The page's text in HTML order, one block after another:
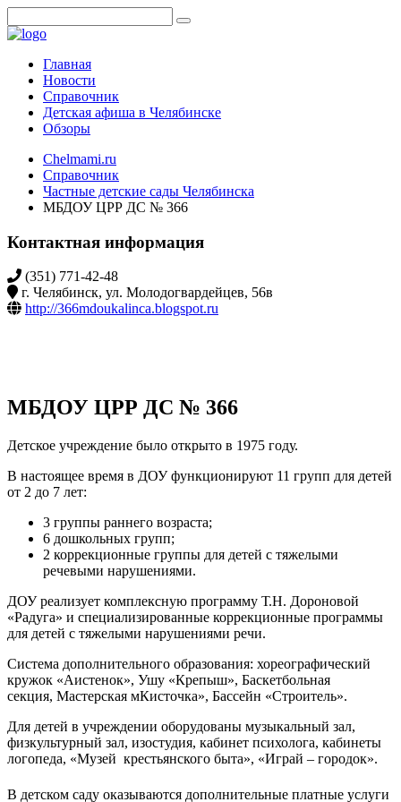
Главная
Новости
Справочник
Детская афиша в Челябинске
Обзоры
Chelmami.ru
Справочник
Частные детские сады Челябинска
МБДОУ ЦРР ДС № 366
Контактная информация
(351) 771-42-48
г. Челябинск, ул. Молодогвардейцев, 56в
http://366mdoukalinca.blogspot.ru
МБДОУ ЦРР ДС № 366
Детское учреждение было открыто в 1975 году.
В настоящее время в ДОУ функционируют 11 групп для детей
от 2 до 7 лет:
3 группы раннего возраста;
6 дошкольных групп;
2 коррекционные группы для детей с тяжелыми
речевыми нарушениями.
ДОУ реализует комплексную программу Т.Н. Дороновой
«Радуга» и специализированные коррекционные программы
для детей с тяжелыми нарушениями речи.
Система дополнительного образования: хореографический
кружок «Аистенок», Ушу «Крепыш», Баскетбольная
секция, Мастерская мКисточка», Бассейн «Строитель».
Для детей в учреждении оборудованы музыкальный зал,
физкультурный зал, изостудия, кабинет психолога, кабинеты
логопеда, «Музей крестьянского быта», «Играй – городок».
В детском саду оказываются дополнительные платные услуги